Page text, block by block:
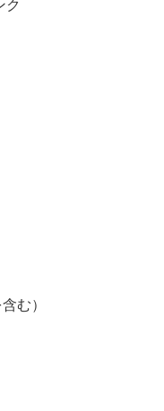
ク
む）